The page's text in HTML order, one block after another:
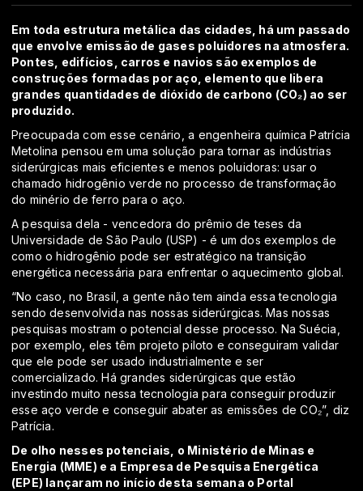
Em toda estrutura metálica das cidades, há um passado
que envolve emissão de gases poluidores na atmosfera.
Pontes, edifícios, carros e navios são exemplos de
construções formadas por aço, elemento que libera
grandes quantidades de dióxido de carbono (CO₂) ao ser
produzido.
Preocupada com esse cenário, a engenheira química Patrícia
Metolina pensou em uma solução para tornar as indústrias
siderúrgicas mais eficientes e menos poluidoras: usar o
chamado hidrogênio verde no processo de transformação
do minério de ferro para o aço.
A pesquisa dela - vencedora do prêmio de teses da
Universidade de São Paulo (USP) - é um dos exemplos de
como o hidrogênio pode ser estratégico na transição
energética necessária para enfrentar o aquecimento global.
“No caso, no Brasil, a gente não tem ainda essa tecnologia
sendo desenvolvida nas nossas siderúrgicas. Mas nossas
pesquisas mostram o potencial desse processo. Na Suécia,
por exemplo, eles têm projeto piloto e conseguiram validar
que ele pode ser usado industrialmente e ser
comercializado. Há grandes siderúrgicas que estão
investindo muito nessa tecnologia para conseguir produzir
esse aço verde e conseguir abater as emissões de CO₂”, diz
Patrícia.
De olho nesses potenciais, o Ministério de Minas e
Energia (MME) e a Empresa de Pesquisa Energética
(EPE) lançaram no início desta semana o Portal